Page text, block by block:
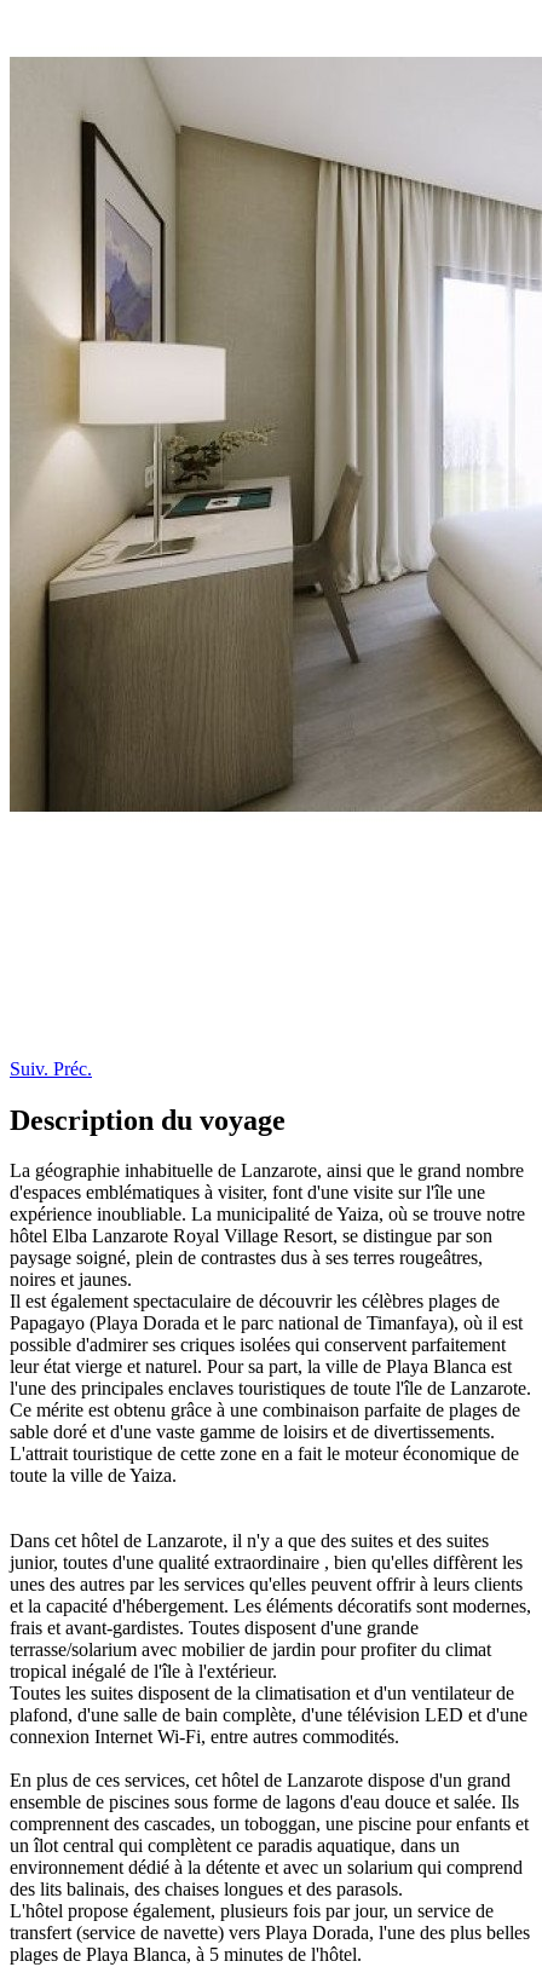
Suiv. Préc.
Description du voyage
La géographie inhabituelle de Lanzarote, ainsi que le grand nombre
d'espaces emblématiques à visiter, font d'une visite sur l'île une
expérience inoubliable. La municipalité de Yaiza, où se trouve notre
hôtel Elba Lanzarote Royal Village Resort, se distingue par son
paysage soigné, plein de contrastes dus à ses terres rougeâtres,
noires et jaunes.
Il est également spectaculaire de découvrir les célèbres plages de
Papagayo (Playa Dorada et le parc national de Timanfaya), où il est
possible d'admirer ses criques isolées qui conservent parfaitement
leur état vierge et naturel. Pour sa part, la ville de Playa Blanca est
l'une des principales enclaves touristiques de toute l'île de Lanzarote.
Ce mérite est obtenu grâce à une combinaison parfaite de plages de
sable doré et d'une vaste gamme de loisirs et de divertissements.
L'attrait touristique de cette zone en a fait le moteur économique de
toute la ville de Yaiza.
Dans cet hôtel de Lanzarote, il n'y a que des suites et des suites
junior, toutes d'une qualité extraordinaire , bien qu'elles diffèrent les
unes des autres par les services qu'elles peuvent offrir à leurs clients
et la capacité d'hébergement. Les éléments décoratifs sont modernes,
frais et avant-gardistes. Toutes disposent d'une grande
terrasse/solarium avec mobilier de jardin pour profiter du climat
tropical inégalé de l'île à l'extérieur.
Toutes les suites disposent de la climatisation et d'un ventilateur de
plafond, d'une salle de bain complète, d'une télévision LED et d'une
connexion Internet Wi-Fi, entre autres commodités.
En plus de ces services, cet hôtel de Lanzarote dispose d'un grand
ensemble de piscines sous forme de lagons d'eau douce et salée. Ils
comprennent des cascades, un toboggan, une piscine pour enfants et
un îlot central qui complètent ce paradis aquatique, dans un
environnement dédié à la détente et avec un solarium qui comprend
des lits balinais, des chaises longues et des parasols.
L'hôtel propose également, plusieurs fois par jour, un service de
transfert (service de navette) vers Playa Dorada, l'une des plus belles
plages de Playa Blanca, à 5 minutes de l'hôtel.